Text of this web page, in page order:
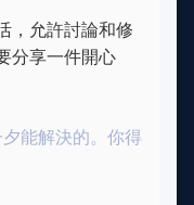
，允許討論和修
分享一件開心
能解決的。你得